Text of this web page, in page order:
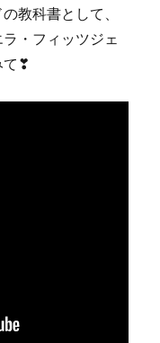
教科書として、
・フィッツジェ
て❣